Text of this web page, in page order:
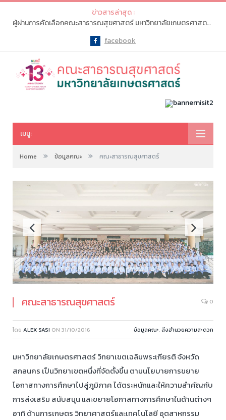
ข่าวสารล่าสุด :
ผู้ผ่านการคัดเลือกคณะสาธารณสุขศาสตร์ มหาวิทยาลัยเกษตรศาสตร์ จะต้องเข้าไปทำรายการ “ยืนยันสิทธิ์” ในระบบ myTCAS (ครั้งที่ 1) ในวันที่ 20-21 พ.ค. 2569
Facebook
facebook
เมนู:
Home » ข้อมูลคณะ » คณะสาธารณสุขศาสตร์
คณะสาธารณสุขศาสตร์ 0
โดย ALEX SASI ON 31/10/2016 ข้อมูลคณะ,สิ่งอำนวยความสะดวก
มหาวิทยาลัยเกษตรศาสตร์ วิทยาเขตเฉลิมพระเกียรติ จังหวัด
สกลนคร เป็นวิทยาเขตหนึ่งที่จัดตั้งขึ้น ตามนโยบายการขยาย
โอกาสทางการศึกษาไปสู่ภูมิภาค ได้ตระหนักและให้ความสำคัญกับ
การส่งเสริม สนับสนุน และขยายโอกาสทางการศึกษาในด้านต่างๆ
อาทิ ด้านการเกษตร วิทยาศาสตร์และเทคโนโลยี อุตสาหกรรม